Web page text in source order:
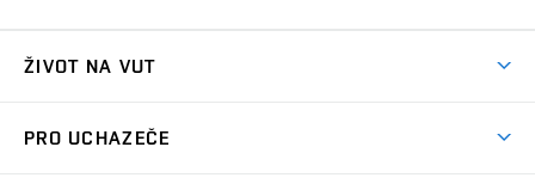
ŽIVOT NA VUT
PRO UCHAZEČE